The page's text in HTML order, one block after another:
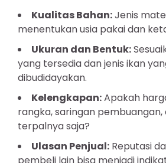
Kualitas Bahan:Jenis
menentukan usia pakai dan
Ukuran dan Bentuk:
yang tersedia dan jenis ikan
dibudidayakan.
Kelengkapan:Apakah
rangka, saringan
terpalnya saja?
Ulasan Penjual: Reputasi